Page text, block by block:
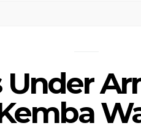
Under